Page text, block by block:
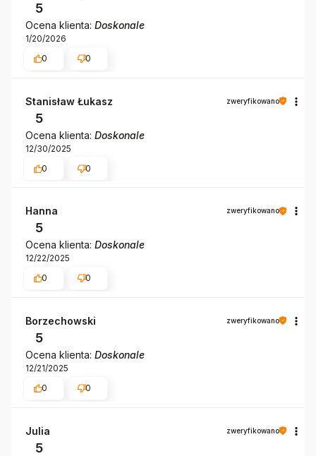
5
Ocena klienta: Doskonale
1/20/2026
0
0
Stanisław Łukasz zweryfikowano
5
Ocena klienta: Doskonale
12/30/2025
0
0
Hanna zweryfikowano
5
Ocena klienta: Doskonale
12/22/2025
0
0
Borzechowski zweryfikowano
5
Ocena klienta: Doskonale
12/21/2025
0
0
Julia zweryfikowano
5